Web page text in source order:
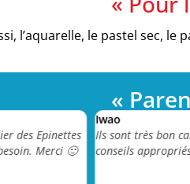
l’aquarelle, le pastel sec,
«
des Epinettes
Merci 🙂
Iwao
Ils sont très bon
conseils